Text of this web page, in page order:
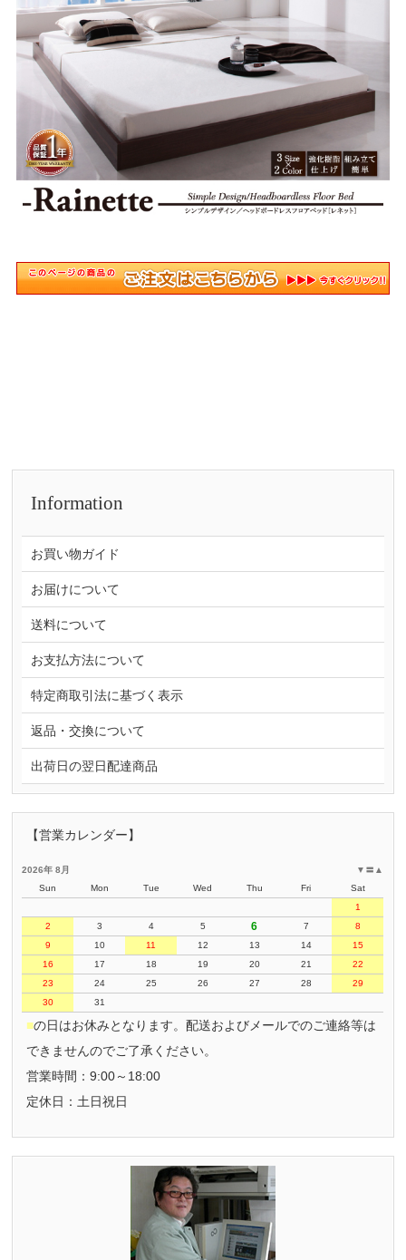
Information
お買い物ガイド
お届けについて
送料について
お支払方法について
特定商取引法に基づく表示
返品・交換について
出荷日の翌日配達商品
【営業カレンダー】
▲
〓
▼
2026年 8月
Sun
Mon Tue Wed Thu Fri
Sat
1
2
3 4 5 6 7
8
9
10 11 12 13 14
15
16
17 18 19 20 21
22
23
24 25 26 27 28
29
30
31
■の日はお休みとなります。配送およびメールでのご連絡等は
できませんのでご了承ください。
営業時間：9:00～18:00
定休日：土日祝日